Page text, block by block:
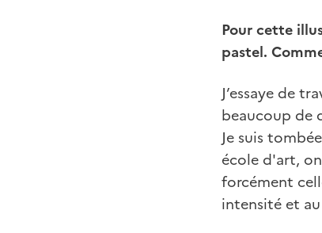
Pour cette
pastel.
J’essaye de
beaucoup de
Je suis
école d'art,
forcément
intensité et